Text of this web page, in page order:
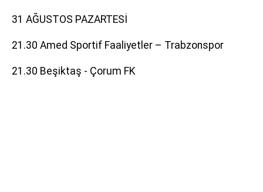
31 AĞUSTOS PAZARTESİ
21.30 Amed Sportif Faaliyetler – Trabzonspor
21.30 Beşiktaş - Çorum FK